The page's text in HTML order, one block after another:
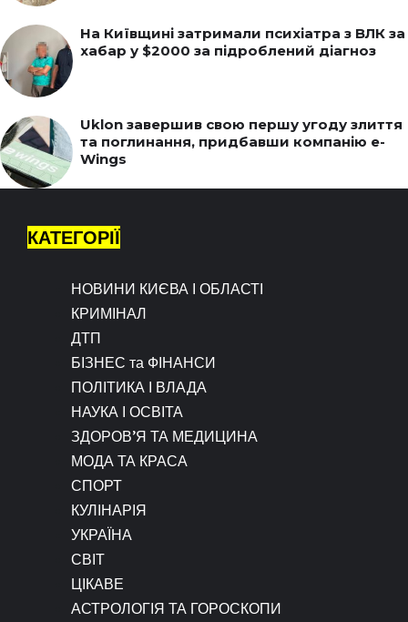
На Київщині затримали психіатра з ВЛК за
хабар у $2000 за підроблений діагноз
Uklon завершив свою першу угоду злиття
та поглинання, придбавши компанію e-
Wings
КАТЕГОРІЇ
НОВИНИ КИЄВА І ОБЛАСТІ
КРИМІНАЛ
ДТП
БІЗНЕС та ФІНАНСИ
ПОЛІТИКА І ВЛАДА
НАУКА І ОСВІТА
ЗДОРОВ’Я ТА МЕДИЦИНА
МОДА ТА КРАСА
СПОРТ
КУЛІНАРІЯ
УКРАЇНА
СВІТ
ЦІКАВЕ
АСТРОЛОГІЯ ТА ГОРОСКОПИ